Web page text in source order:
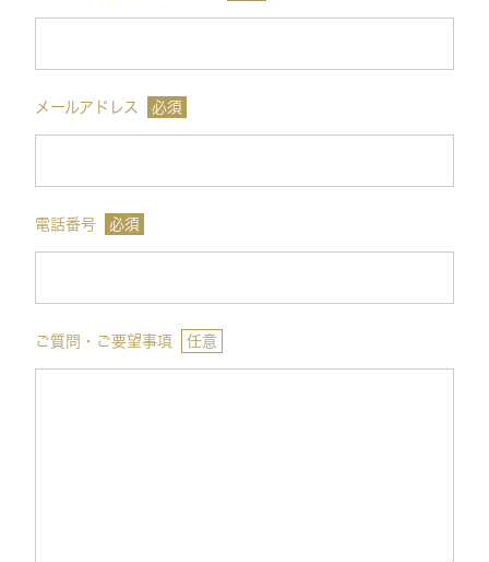
メールアドレス 必須
電話番号 必須
ご質問・ご要望事項 任意